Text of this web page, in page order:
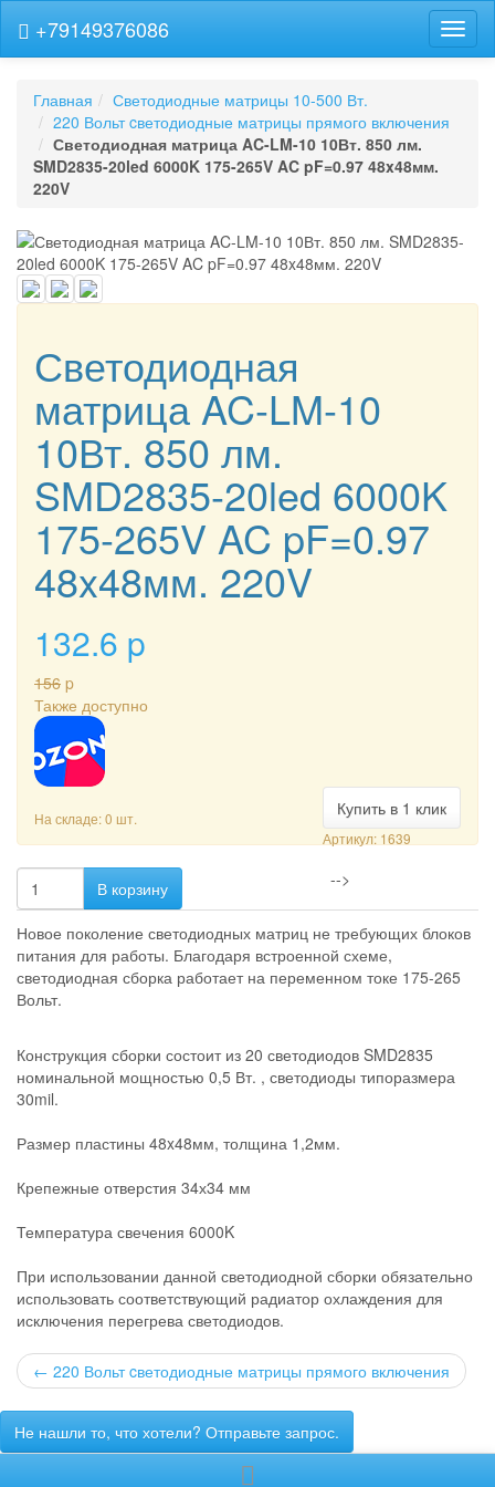
+79149376086
Главная
Светодиодные матрицы 10-500 Вт.
220 Вольт cветодиодные матрицы прямого включения
Светодиодная матрица AC-LM-10 10Вт. 850 лм.
SMD2835-20led 6000K 175-265V AC pF=0.97 48x48мм.
220V
Светодиодная
матрица AC-LM-10
10Вт. 850 лм.
SMD2835-20led 6000K
175-265V AC pF=0.97
48x48мм. 220V
132.6 p
156 p
Также доступно
Купить в 1 клик
Артикул: 1639
На складе: 0 шт.
В корзину -->
Новое поколение светодиодных матриц не требующих блоков
питания для работы. Благодаря встроенной схеме,
светодиодная сборка работает на переменном токе 175-265
Вольт.
Конструкция сборки состоит из 20 светодиодов SMD2835
номинальной мощностью 0,5 Вт. , светодиоды типоразмера
30mil.
Размер пластины 48x48мм, толщина 1,2мм.
Крепежные отверстия 34х34 мм
Температура свечения 6000K
При использовании данной светодиодной сборки обязательно
использовать соответствующий радиатор охлаждения для
исключения перегрева светодиодов.
← 220 Вольт cветодиодные матрицы прямого включения
Не нашли то, что хотели? Отправьте запрос.